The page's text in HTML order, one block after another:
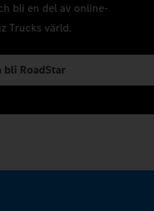
bli en del av online-
Trucks värld.
RoadStar